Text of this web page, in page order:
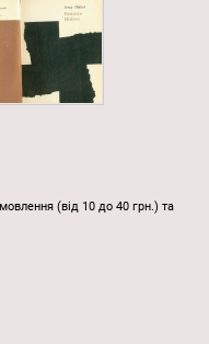
(від 10 до 40 грн.) та